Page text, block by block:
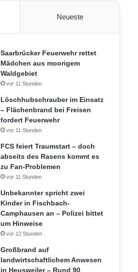
Neueste
Saarbrücker Feuerwehr rettet
Mädchen aus moorigem
Waldgebiet
vor 11 Stunden
Löschhubschrauber im Einsatz
– Flächenbrand bei Freisen
fordert Feuerwehr
vor 11 Stunden
FCS feiert Traumstart – doch
abseits des Rasens kommt es
zu Fan-Problemen
vor 11 Stunden
Unbekannter spricht zwei
Kinder in Fischbach-
Camphausen an – Polizei bittet
um Hinweise
vor 12 Stunden
Großbrand auf
landwirtschaftlichem Anwesen
in Heusweiler – Rund 90